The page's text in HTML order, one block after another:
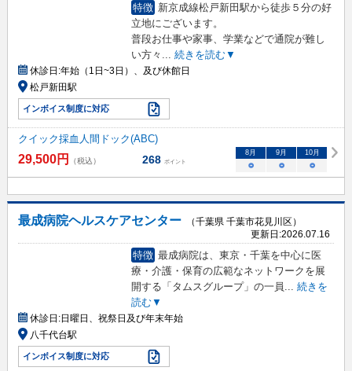
特徴 新京成線松戸新田駅から徒歩５分の好
立地にございます。
普段お仕事や家事、学業などで通院が難し
い方々
続きを読む▼
休診日:年始（1日~3日）、及び休館日
松戸新田駅
インボイス制度に対応
クイック採血人間ドック(ABC)
29,500円 （税込） 268 ポイント
8 月 9 月 10月
○ ○ ○
最成病院ヘルスケアセンター
（千葉県 千葉市花見川区）
更新日:2026.07.16
特徴 最成病院は、東京・千葉を中心に医
療・介護・保育の広範なネットワークを展
開する「タムスグループ」の一員 ... 続きを
読む▼
休診日:日曜日、祝祭日及び年末年始
八千代台駅
インボイス制度に対応